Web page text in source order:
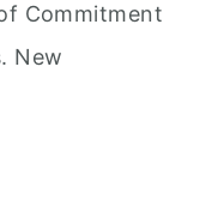
Commitment
New